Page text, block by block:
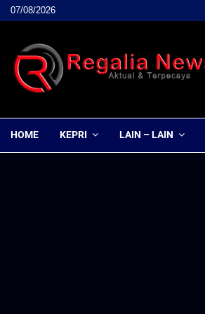
07/08/2026
HOME KEPRI LAIN – LAIN